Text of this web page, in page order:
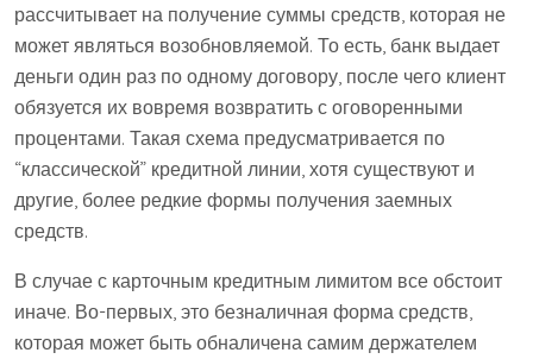
рассчитывает на получение суммы средств, которая не
может являться возобновляемой. То есть, банк выдает
деньги один раз по одному договору, после чего клиент
обязуется их вовремя возвратить с оговоренными
процентами. Такая схема предусматривается по
“классической” кредитной линии, хотя существуют и
другие, более редкие формы получения заемных
средств.
В случае с карточным кредитным лимитом все обстоит
иначе. Во-первых, это безналичная форма средств,
которая может быть обналичена самим держателем